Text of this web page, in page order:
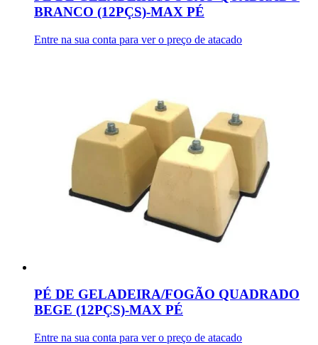
BRANCO (12PÇS)-MAX PÉ
Entre na sua conta para ver o preço de atacado
PÉ DE GELADEIRA/FOGÃO QUADRADO
BEGE (12PÇS)-MAX PÉ
Entre na sua conta para ver o preço de atacado